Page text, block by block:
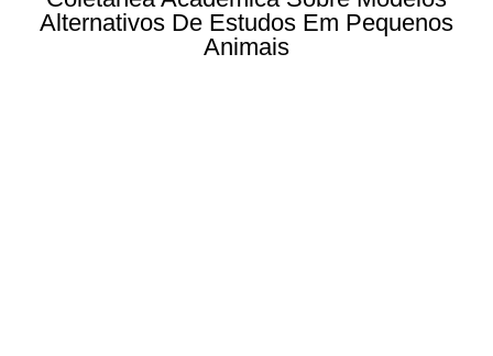
Alternativos De Estudos Em Pequenos
Animais